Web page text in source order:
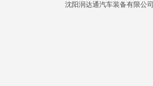
沈阳润达通汽车装备有限公司